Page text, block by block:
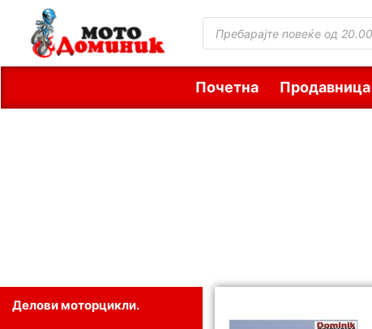
Почетна Продавница
Делови моторцикли.